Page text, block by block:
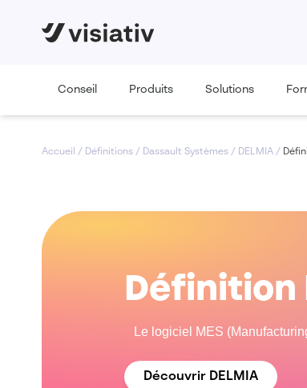
Conseil Produits Solutions
Accueil / Définitions / Dassault Systèmes / DELMIA /
Définition
Le logiciel MES
Découvrir DELMIA